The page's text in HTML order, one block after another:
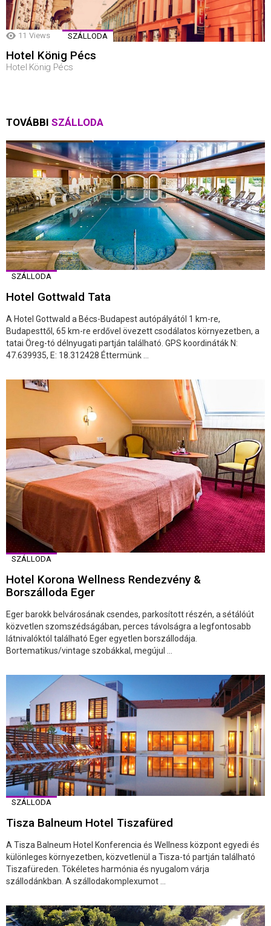
11 Views SZÁLLODA
Hotel König Pécs
Hotel König Pécs
TOVÁBBI SZÁLLODA
SZÁLLODA
Hotel Gottwald Tata
A Hotel Gottwald a Bécs-Budapest autópályától 1 km-re,
Budapesttől, 65 km-re erdővel övezett csodálatos környezetben, a
tatai Öreg-tó délnyugati partján található. GPS koordináták N:
47.639935, E: 18.312428 Éttermünk ...
SZÁLLODA
Hotel Korona Wellness Rendezvény &
Borszálloda Eger
Eger barokk belvárosának csendes, parkosított részén, a sétálóút
közvetlen szomszédságában, perces távolságra a legfontosabb
látnivalóktól található Eger egyetlen borszállodája.
Bortematikus/vintage szobákkal, megújul ...
SZÁLLODA
Tisza Balneum Hotel Tiszafüred
A Tisza Balneum Hotel Konferencia és Wellness központ egyedi és
különleges környezetben, közvetlenül a Tisza-tó partján található
Tiszafüreden. Tökéletes harmónia és nyugalom várja
szállodánkban. A szállodakomplexumot ...